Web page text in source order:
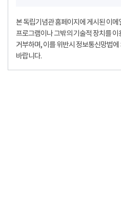
본 독립기념관 홈페이지에 게시된 이메
프로그램이나 그밖의 기술적 장치를
거부하며, 이를 위반시 정보통신망법에
바랍니다.